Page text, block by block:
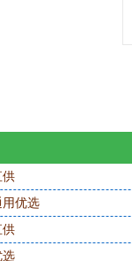
供
优选
供
选